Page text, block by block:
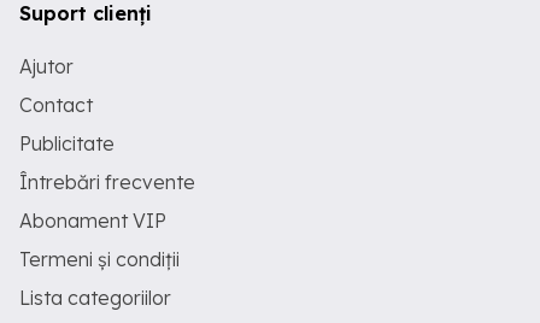
Suport clienți
Ajutor
Contact
Publicitate
Întrebări frecvente
Abonament VIP
Termeni și condiții
Lista categoriilor